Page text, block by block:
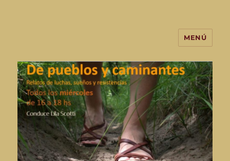
De Pueblos y Caminantes-
programa de radio
MENÚ